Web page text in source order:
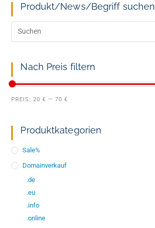
Produkt/News/Begriff suchen
Nach Preis filtern
PREIS:20 € —70 €
Produktkategorien
Sale%
Domainverkauf
.de
.eu
.info
.online